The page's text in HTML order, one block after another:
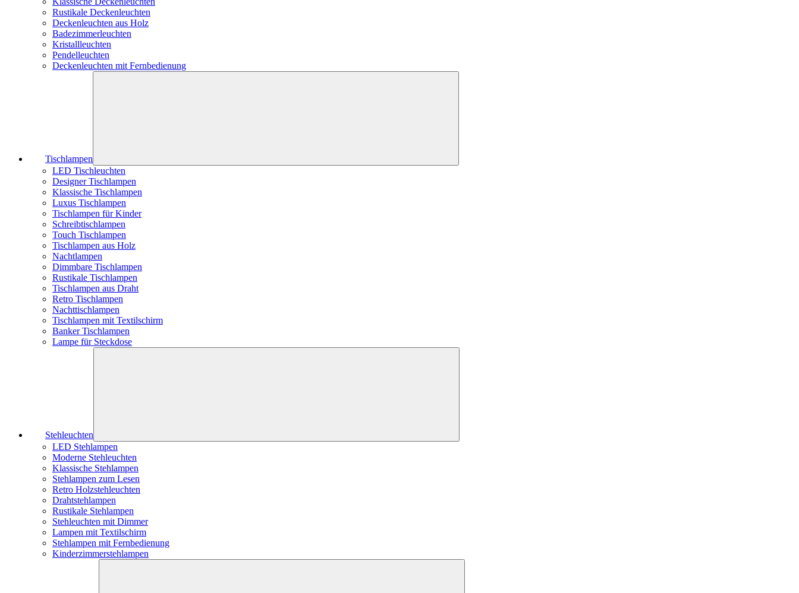
Rustikale Deckenleuchten
Deckenleuchten aus Holz
Badezimmerleuchten
Kristallleuchten
Pendelleuchten
Deckenleuchten mit Fernbedienung
Tischlampen
LED Tischleuchten
Designer Tischlampen
Klassische Tischlampen
Luxus Tischlampen
Tischlampen für Kinder
Schreibtischlampen
Touch Tischlampen
Tischlampen aus Holz
Nachtlampen
Dimmbare Tischlampen
Rustikale Tischlampen
Tischlampen aus Draht
Retro Tischlampen
Nachttischlampen
Tischlampen mit Textilschirm
Banker Tischlampen
Lampe für Steckdose
Stehleuchten
LED Stehlampen
Moderne Stehleuchten
Klassische Stehlampen
Stehlampen zum Lesen
Retro Holzstehleuchten
Drahtstehlampen
Rustikale Stehlampen
Stehleuchten mit Dimmer
Lampen mit Textilschirm
Stehlampen mit Fernbedienung
Kinderzimmerstehlampen